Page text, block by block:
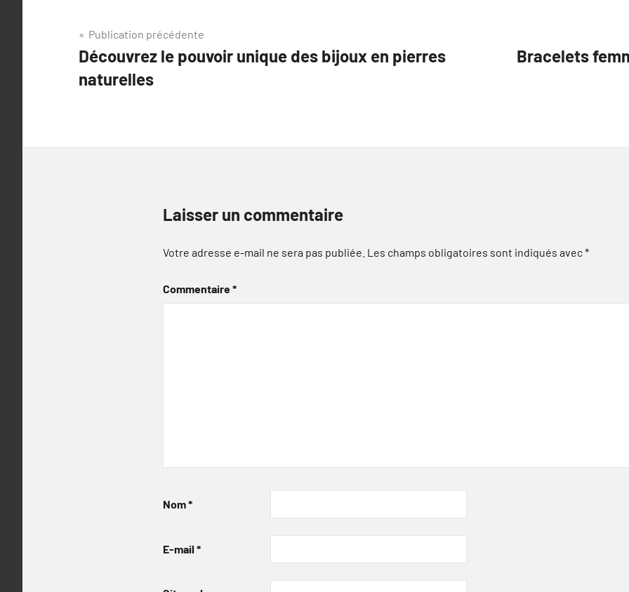
Navigation
de
l’article
Publication précédente
Découvrez le pouvoir unique des bijoux en pierres
naturelles
Bracelets
Laisser un commentaire
Votre adresse e-mail ne sera pas publiée. Les champs obligatoires sont indiqués avec*
Commentaire*
Nom*
E-mail *